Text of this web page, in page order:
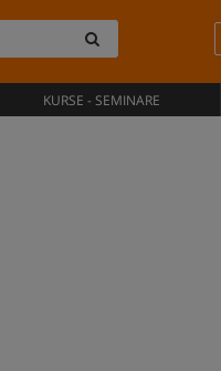
KURSE - SEMINARE